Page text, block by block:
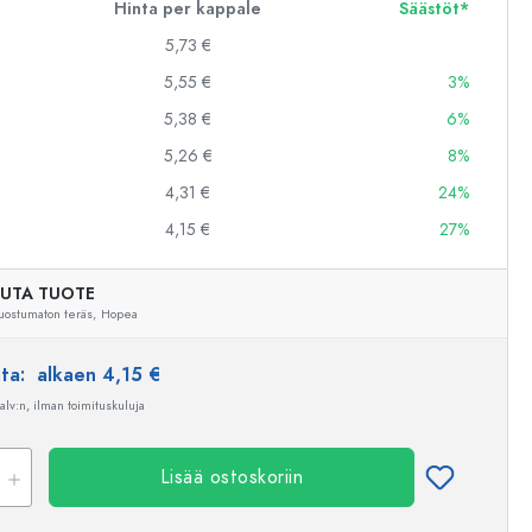
Hinta per kappale
Säästöt*
5,73 €
5,55 €
3%
5,38 €
6%
5,26 €
8%
4,31 €
24%
4,15 € 27%
TUOTE
teräs, Hopea
alkaen 4,15 €
ilman toimituskuluja
Lisää ostoskoriin